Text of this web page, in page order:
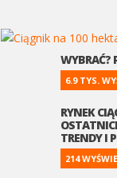
WYBRAĆ?
6.9 TYS.
RYNEK
TRENDY I
214